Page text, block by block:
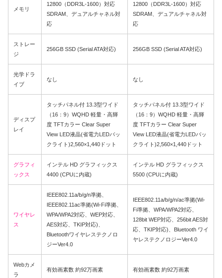
メモリ
12800（DDR3L-1600）対応
SDRAM、デュアルチャネル対
応
12800（DDR3L-1600）対応
SDRAM、デュアルチャネル対
応
ストレー
ジ
256GB SSD (Serial ATA対応) 256GB SSD (Serial ATA対応)
光学ドラ
イブ
なし なし
ディスプ
レイ
タッチパネル付 13.3型ワイド
（16：9）WQHD 軽量・高輝
度 TFTカラー Clear Super
View LED液晶(省電力LEDバッ
クライト)2,560×1,440ドット
タッチパネル付 13.3型ワイド
（16：9）WQHD 軽量・高輝
度 TFTカラー Clear Super
View LED液晶(省電力LEDバッ
クライト)2,560×1,440ドット
グラフィ
ックス
インテル HD グラフィックス
4400 (CPUに内蔵)
インテル HD グラフィックス
5500 (CPUに内蔵)
ワイヤレ
ス
IEEE802.11a/b/g/n準拠、
IEEE802.11ac準拠(Wi-Fi準拠、
WPA/WPA2対応、WEP対応、
AES対応、TKIP対応)、
Bluetoothワイヤレステクノロ
ジーVer4.0
IEEE802.11a/b/g/n/ac準拠(Wi-
Fi準拠、WPA/WPA2対応、
128bit WEP対応、256bit AES対
応、TKIP対応)、Bluetooth ワイ
ヤレステクノロジーVer4.0
Webカメ
ラ
有効画素数 約92万画素 有効画素数 約92万画素